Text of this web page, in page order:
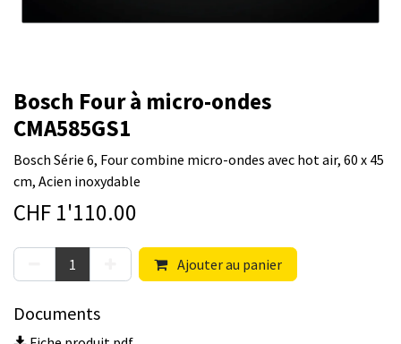
Bosch Four à micro-ondes
CMA585GS1
Bosch Série 6, Four combine micro-ondes avec hot air, 60 x 45
cm, Acien inoxydable
CHF 1'110.00
Ajouter au panier
Documents